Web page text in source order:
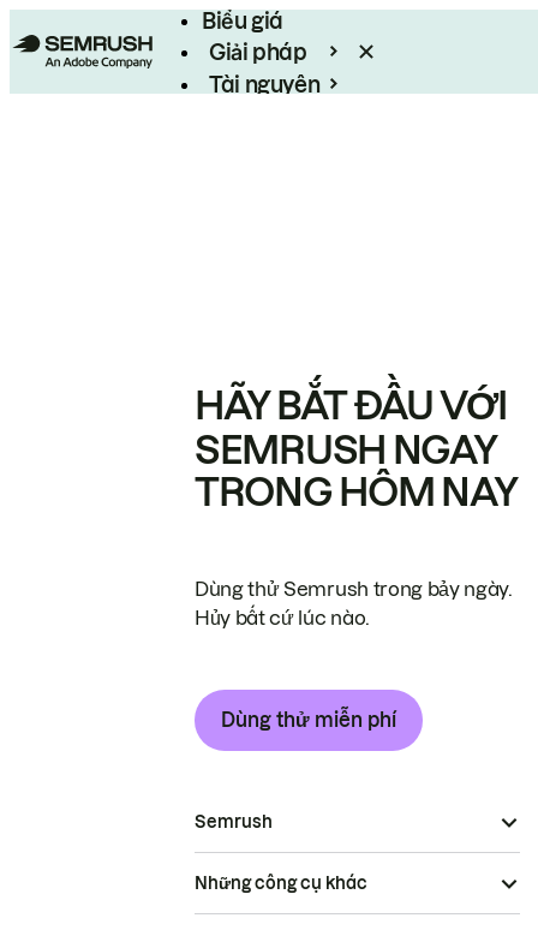
Biểu giá
Giải pháp
Tài nguyên
HÃY BẮT ĐẦU VỚI
SEMRUSH NGAY
TRONG HÔM NAY
Dùng thử Semrush trong bảy ngày.
Hủy bất cứ lúc nào.
Dùng thử miễn phí
Semrush
Những công cụ khác